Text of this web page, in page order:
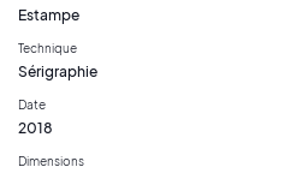
Estampe
Technique
Sérigraphie
Date
2018
Dimensions